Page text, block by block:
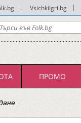
VsichkiIgri.bg
ПРОМО